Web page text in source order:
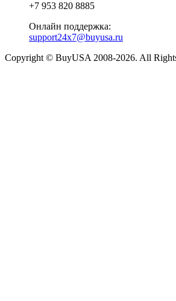
+7 953 820 8885
Онлайн поддержка:
support24x7@buyusa.ru
Copyright © BuyUSA 2008-2026. All